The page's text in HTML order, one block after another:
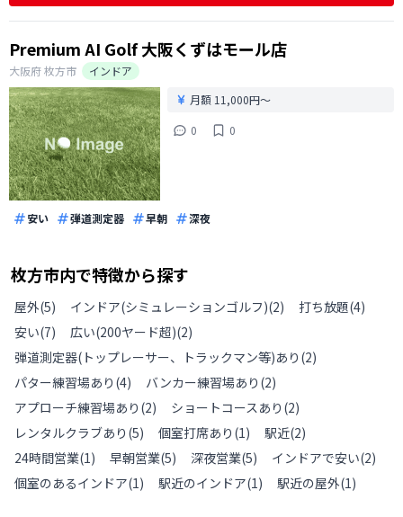
Premium AI Golf 大阪くずはモール店
大阪府枚方市
インドア
月額 11,000円〜
0
0
安い 弾道測定器 早朝 深夜
枚方市内で特徴から探す
屋外(5) インドア(シミュレーションゴルフ)(2) 打ち放題(4)
安い(7) 広い(200ヤード超)(2)
弾道測定器(トップレーサー、トラックマン等)あり (2)
パター練習場あり (4) バンカー練習場あり (2)
アプローチ練習場あり (2) ショートコースあり (2)
レンタルクラブあり (5) 個室打席あり (1) 駅近(2)
24時間営業(1) 早朝営業(5) 深夜営業(5) インドアで安い(2)
個室のあるインドア(1) 駅近のインドア(1) 駅近の屋外(1)